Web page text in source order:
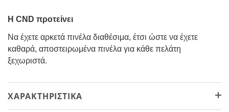
H CND προτείνει
Να έχετε αρκετά πινέλα διαθέσιμα, έτσι ώστε να έχετε
καθαρά, αποστειρωμένα πινέλα για κάθε πελάτη
ξεχωριστά.
ΧΑΡΑΚΤΗΡΙΣΤΙΚΆ